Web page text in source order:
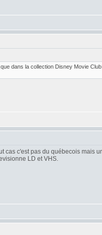
dans la collection Disney Movie
cas c'est pas du québecois mais
LD et VHS.